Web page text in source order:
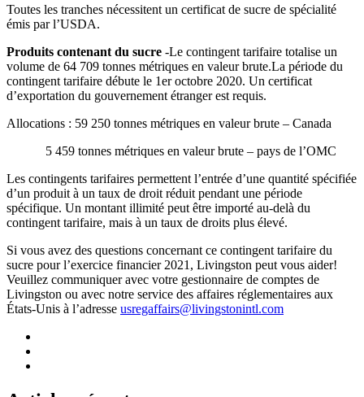
Toutes les tranches nécessitent un certificat de sucre de spécialité
émis par l’USDA.
Produits contenant du sucre -Le contingent tarifaire totalise un
volume de 64 709 tonnes métriques en valeur brute.La période du
contingent tarifaire débute le 1er octobre 2020. Un certificat
d’exportation du gouvernement étranger est requis.
Allocations : 59 250 tonnes métriques en valeur brute – Canada
5 459 tonnes métriques en valeur brute – pays de l’OMC
Les contingents tarifaires permettent l’entrée d’une quantité spécifiée
d’un produit à un taux de droit réduit pendant une période
spécifique. Un montant illimité peut être importé au-delà du
contingent tarifaire, mais à un taux de droits plus élevé.
Si vous avez des questions concernant ce contingent tarifaire du
sucre pour l’exercice financier 2021, Livingston peut vous aider!
Veuillez communiquer avec votre gestionnaire de comptes de
Livingston ou avec notre service des affaires réglementaires aux
États-Unis à l’adresse usregaffairs@livingstonintl.com